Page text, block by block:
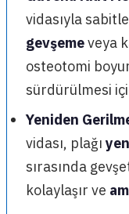
vidasıyla
gevşemeveya
osteotomi
sürdürülmesi
Yeniden
vidası, plağı
sırasında
kolaylaşır ve